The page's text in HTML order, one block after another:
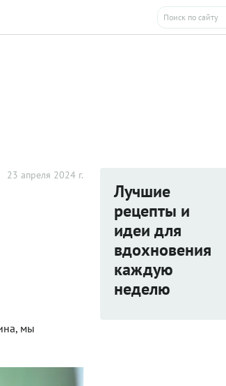
23 апреля 2024 г.
мы
Лучшие
рецепты и
идеи для
вдохновения
каждую
неделю